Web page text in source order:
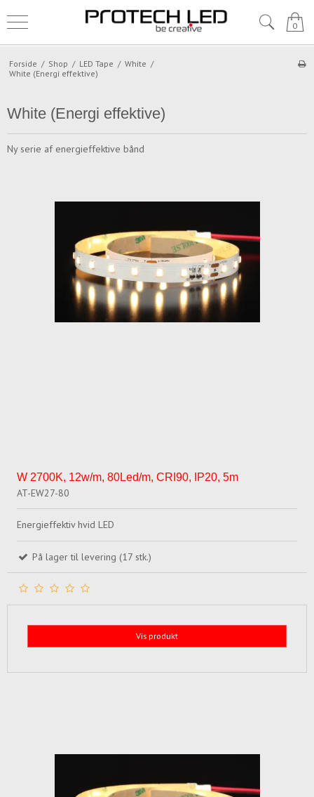
0
Forside / Shop / LED Tape / White /
White (Energi effektive)
White (Energi effektive)
Ny serie af energieffektive bånd
W 2700K, 12w/m, 80Led/m, CRI90, IP20, 5m
AT-EW27-80
Energieffektiv hvid LED
På lager til levering (17 stk.)
Vis produkt